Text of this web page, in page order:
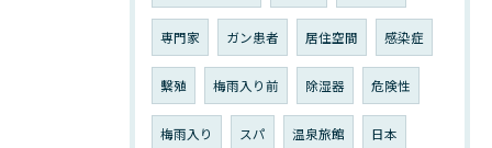
専門家 ガン患者 居住空間 感染症
繫殖 梅雨入り前 除湿器 危険性
梅雨入り スパ 温泉旅館 日本